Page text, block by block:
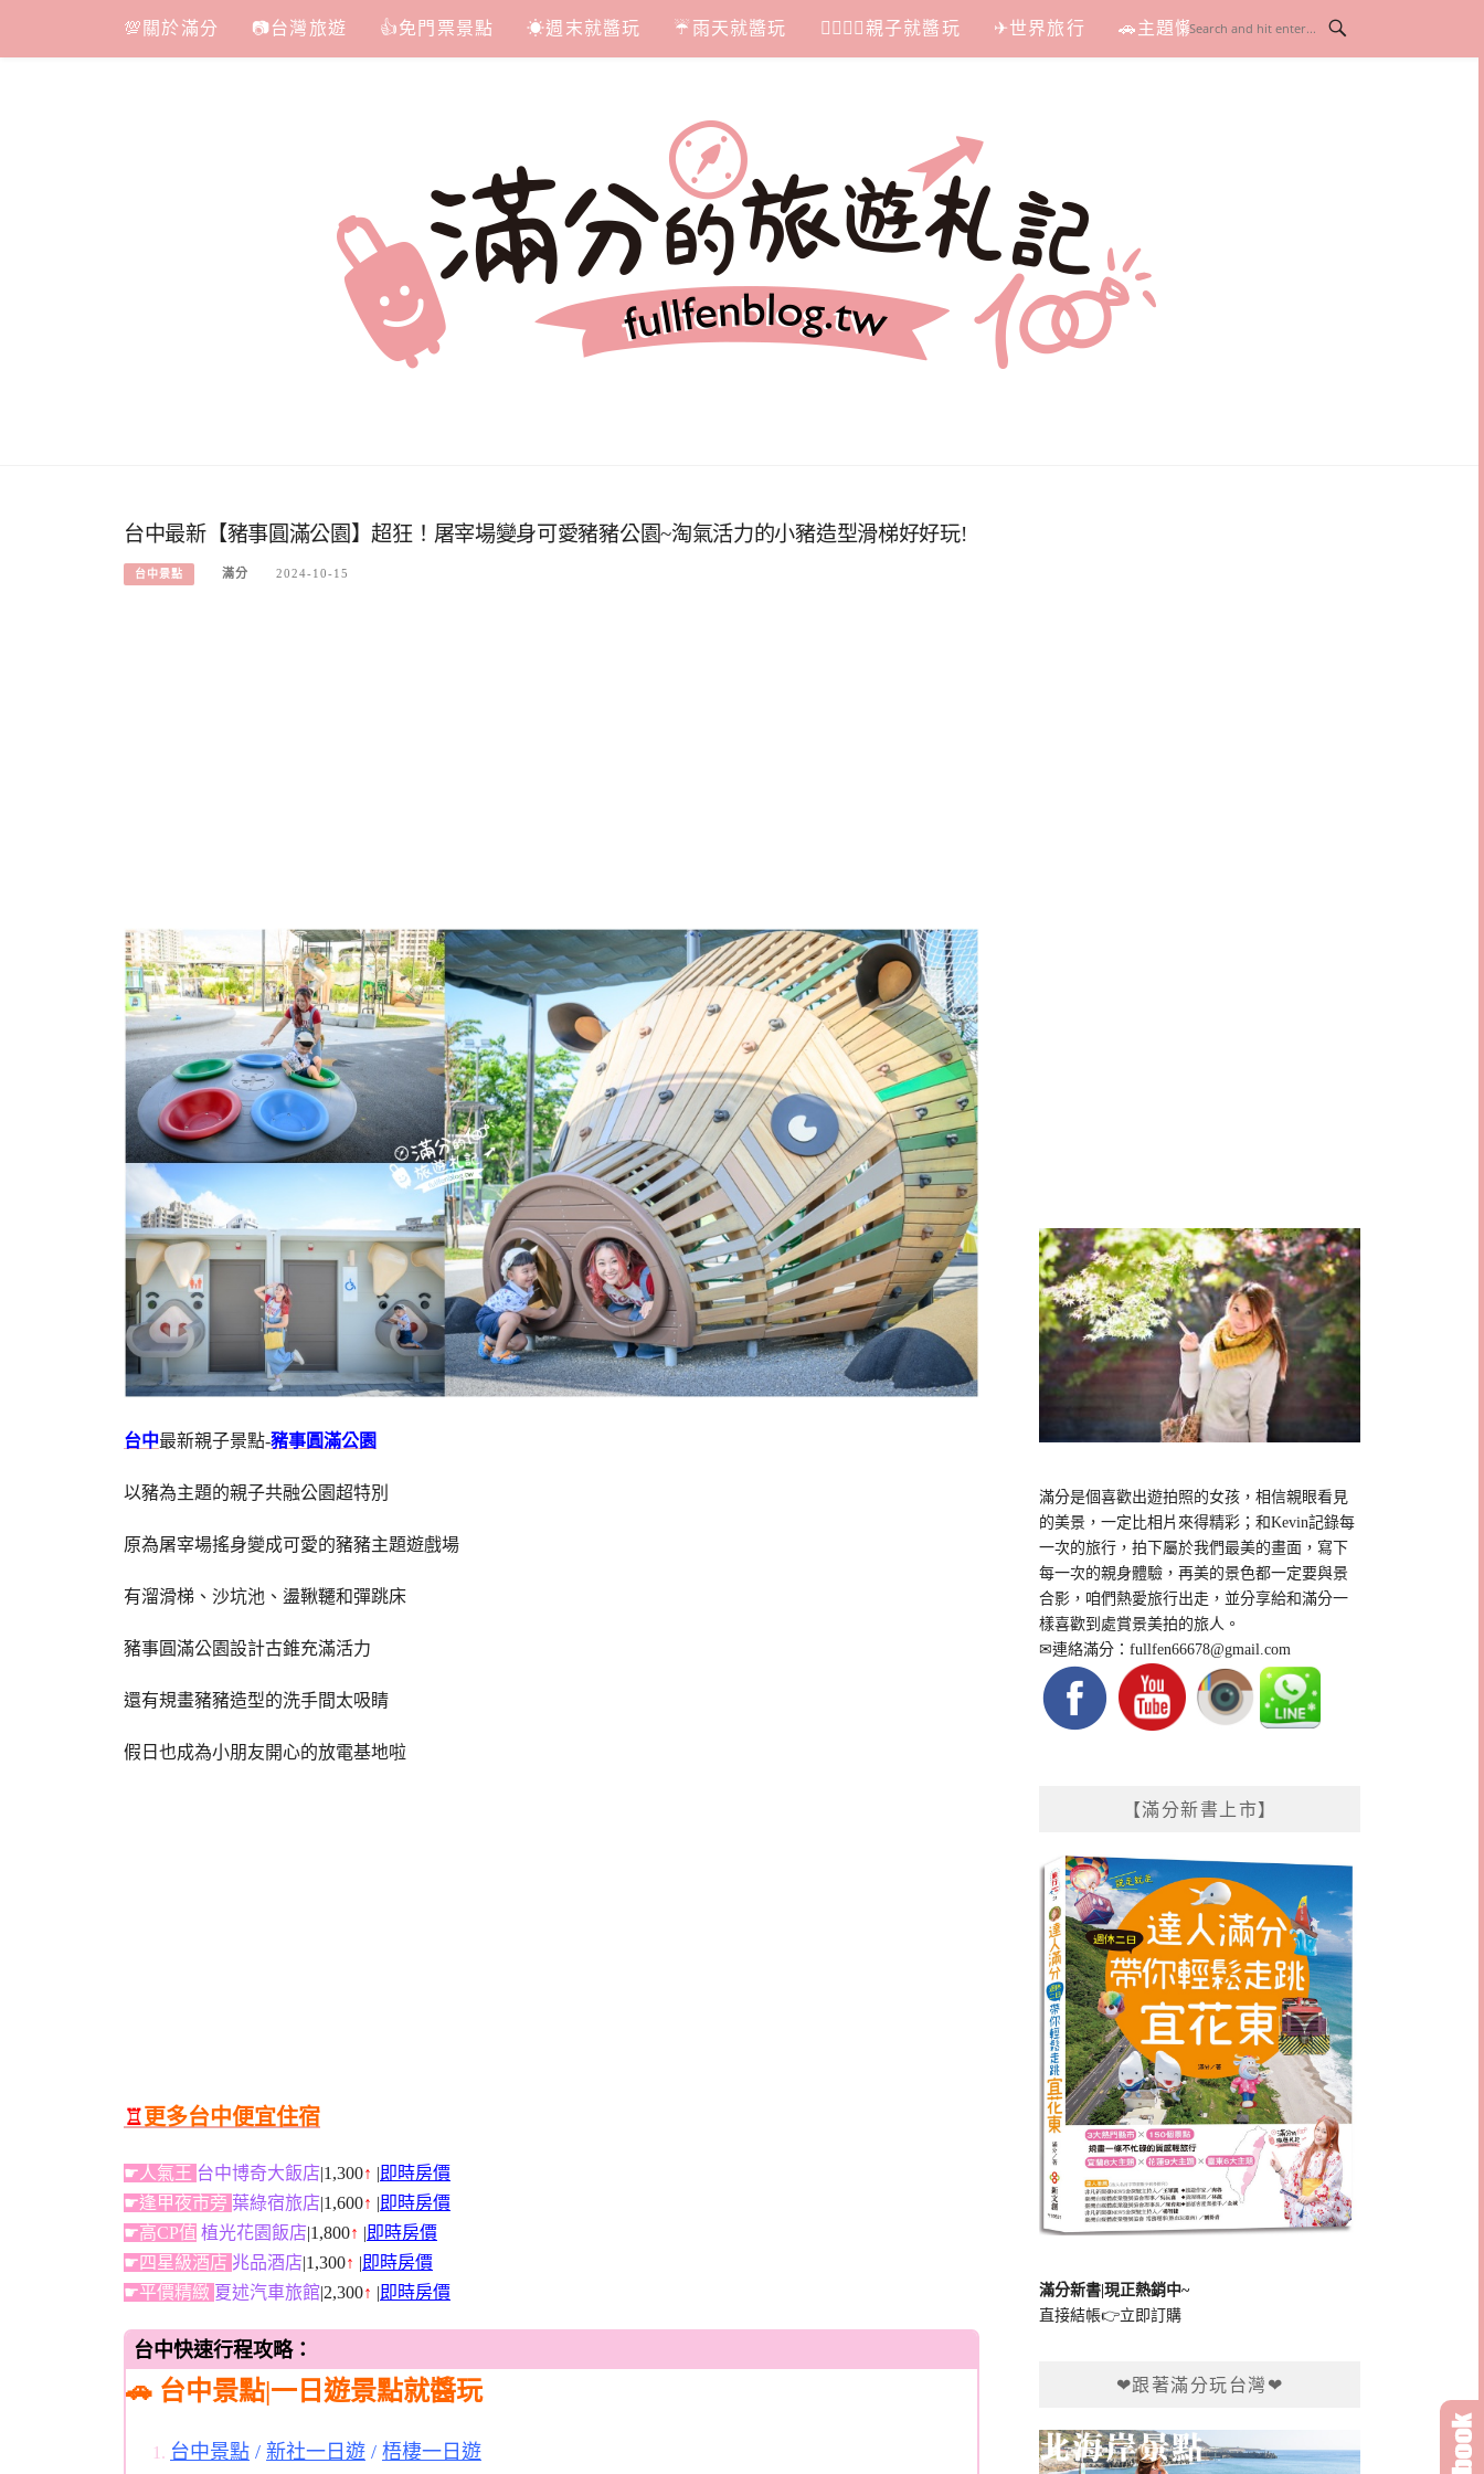
content
💯關於滿分 📷台灣旅遊 👍免門票景點 ☀週末就醬玩 ☔雨天就醬玩 👩‍❤‍💋‍👨親子就醬玩 ✈世界旅行 🚗主題懶人包
台中最新【豬事圓滿公園】超狂！屠宰場變身可愛豬豬公園~淘氣活力的小豬造型滑梯好好玩!
台中景點 滿分 2024-10-15
台中最新親子景點-豬事圓滿公園
以豬為主題的親子共融公園超特別
原為屠宰場搖身變成可愛的豬豬主題遊戲場
有溜滑梯、沙坑池、盪鞦韆和彈跳床
豬事圓滿公園設計古錐充滿活力
還有規畫豬豬造型的洗手間太吸睛
假日也成為小朋友開心的放電基地啦
♖更多台中便宜住宿
☛人氣王 台中博奇大飯店 |1,300↑ 即時房價
☛逢甲夜市旁 葉綠宿旅店 |1,600↑ 即時房價
☛高CP值 植光花園飯店 |1,800↑ 即時房價
☛四星級酒店 兆品酒店 |1,300↑ 即時房價
☛平價精緻 夏述汽車旅館 |2,300↑ 即時房價
台中快速行程攻略：
🚗 台中景點|一日遊景點就醬玩
台中景點 / 新社一日遊 / 梧棲一日遊
滿分是個喜歡出遊拍照的女孩，相信親眼看見
的美景，一定比相片來得精彩；和Kevin記錄每
一次的旅行，拍下屬於我們最美的畫面，寫下
每一次的親身體驗，再美的景色都一定要與景
合影，咱們熱愛旅行出走，並分享給和滿分一
樣喜歡到處賞景美拍的旅人。
✉連絡滿分：fullfen66678@gmail.com
【滿分新書上市】
滿分新書|現正熱銷中~
直接結帳👉立即訂購
❤跟著滿分玩台灣❤